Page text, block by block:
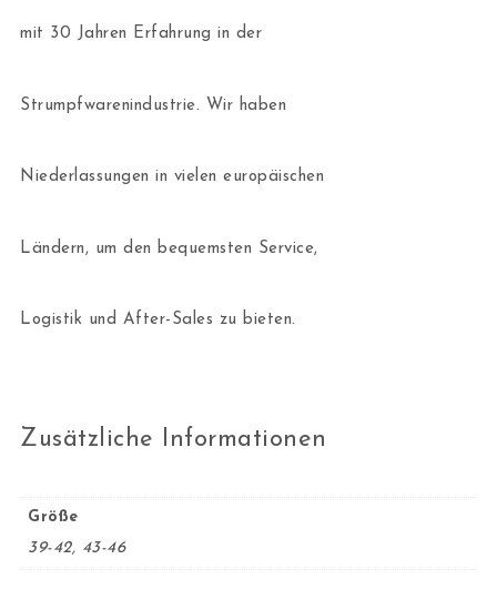
mit 30 Jahren Erfahrung in der
Strumpfwarenindustrie. Wir haben
Niederlassungen in vielen europäischen
Ländern, um den bequemsten Service,
Logistik und After-Sales zu bieten.
Zusätzliche Informationen
Größe
39-42, 43-46